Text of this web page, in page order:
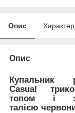
Опис
Опис
Купальник
Casual
топом і
талією